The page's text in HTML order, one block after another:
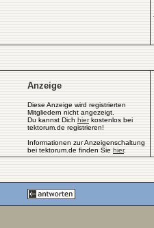
Anzeige
Diese Anzeige wird registrierten
Mitgliedern nicht angezeigt.
Du kannst Dich hierkostenlos bei
tektorum.de registrieren!
Informationen zur Anzeigenschaltung
bei tektorum.de finden Sie hier.